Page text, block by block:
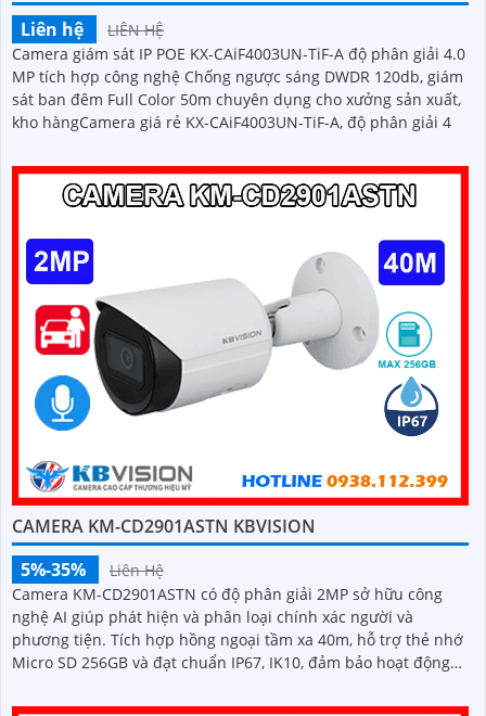
Liên hệ
LIÊN HỆ
Camera giám sát IP POE KX-CAiF4003UN-TiF-A độ phân giải 4.0
MP tích hợp công nghệ Chống ngược sáng DWDR 120db, giám
sát ban đêm Full Color 50m chuyên dụng cho xưởng sản xuất,
kho hàngCamera giá rẻ KX-CAiF4003UN-TiF-A, độ phân giải 4
CAMERA KM-CD2901ASTN KBVISION
5%-35%
Liên Hệ
Camera KM-CD2901ASTN có độ phân giải 2MP sở hữu công
nghệ AI giúp phát hiện và phân loại chính xác người và
phương tiện. Tích hợp hồng ngoại tầm xa 40m, hỗ trợ thẻ nhớ
Micro SD 256GB và đạt chuẩn IP67, IK10, đảm bảo hoạt động